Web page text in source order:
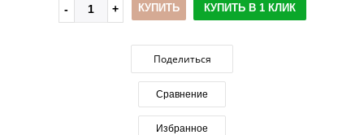
КУПИТЬ КУПИТЬ В 1 КЛИК
Поделиться
Сравнение
Избранное